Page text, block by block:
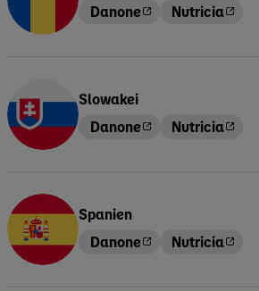
Danone
Nutricia
Slowakei
Danone
Nutricia
Spanien
Danone
Nutricia